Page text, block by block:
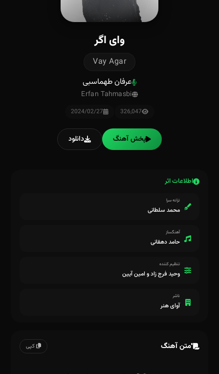
وای اگر
Vay Agar
عرفان طهماسبی
Erfan Tahmasbi
326,047
2024/02/27
پخش آهنگ دانلود
اطلاعات اثر
ترانه سرا
محمد سلطانی
آهنگساز
حامد دهقانی
تنظیم کننده
وحید فرج زاد و امین آیین
ناشر
آوای هنر
متن آهنگ کپی